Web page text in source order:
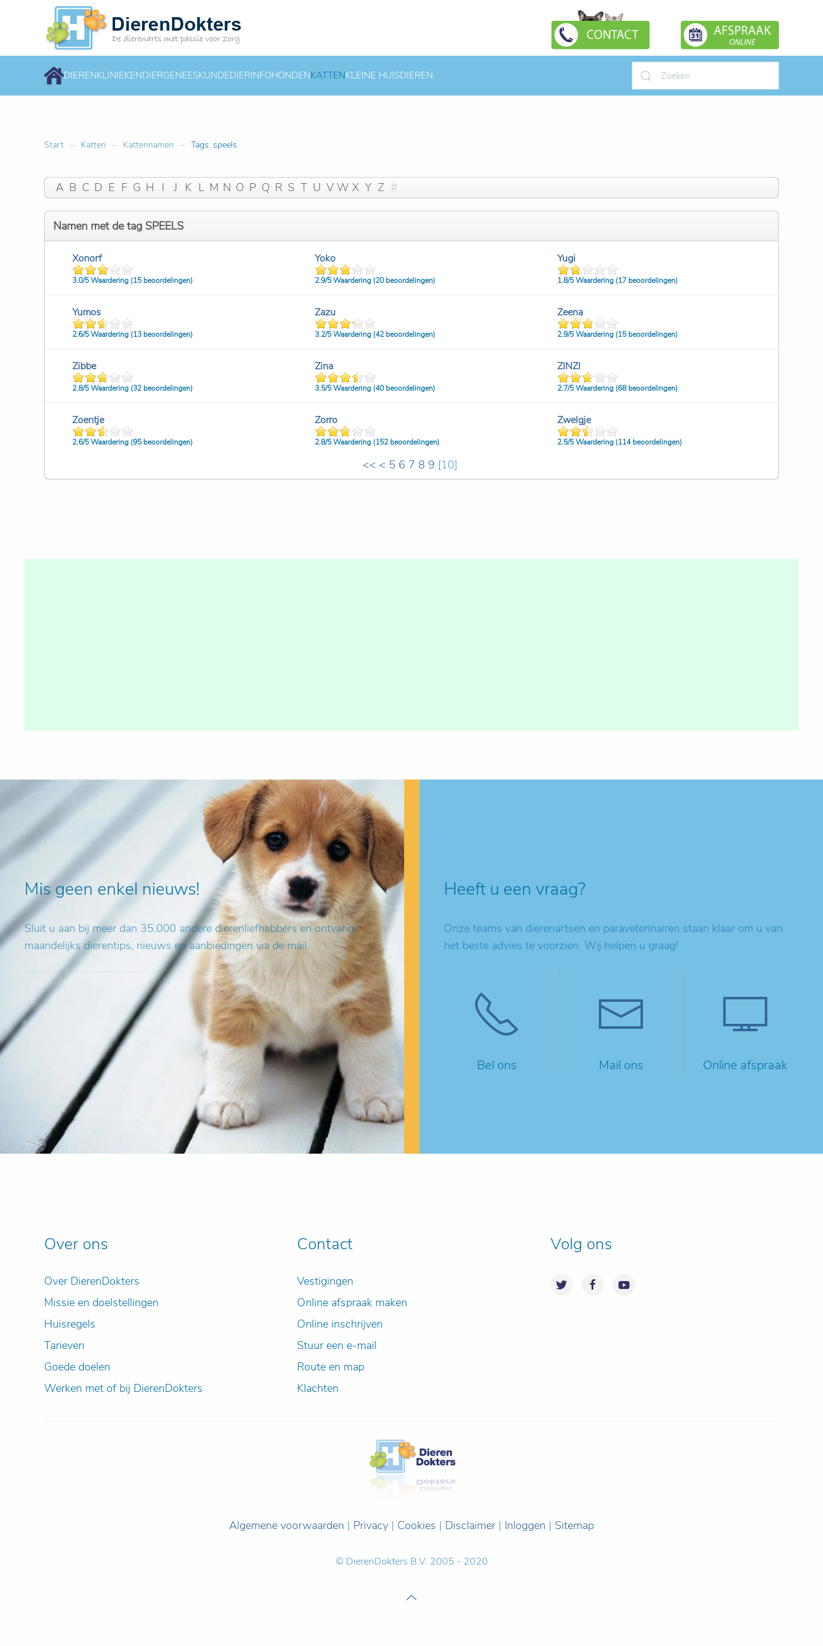
DIERENKLINIEKENDIERGENEESKUNDEDIERINFOHONDENKATTENKLEINE HUISDIEREN
Type 2 or more characters for
Start Katten Kattennamen Tags: speels
A B C D E F G H I J K L M N O P Q R S T U V W X Y Z #
Namen met de tag SPEELS
Xonorf
3.0/5Waardering (15 beoordelingen)
Yoko
2.9/5Waardering (20 beoordelingen)
Yugi
1.8/5Waardering (17 beoordelingen)
Yumos
2.6/5Waardering (13 beoordelingen)
Zazu
3.2/5Waardering (42 beoordelingen)
Zeena
2.9/5Waardering (15 beoordelingen)
Zibbe
2.8/5Waardering (32 beoordelingen)
Zina
3.5/5Waardering (40 beoordelingen)
ZINZI
2.7/5Waardering (68 beoordelingen)
Zoentje
2.6/5Waardering (95 beoordelingen)
Zorro
2.8/5Waardering (152 beoordelingen)
Zwelgje
2.5/5Waardering (114 beoordelingen)
<< < 5 6 7 8 9 [10]
Mis geen enkel nieuws!
Sluit u aan bij meer dan 35.000 andere dierenliefhebbers en ontvang
maandelijks dierentips, nieuws en aanbiedingen via de mail.
Heeft u een vraag?
Onze teams van dierenartsen en paraveterinairen staan klaar om u van
het beste advies te voorzien. Wij helpen u graag!
Bel ons Mail ons Online afspraak
Over ons
Over DierenDokters
Missie en doelstellingen
Huisregels
Tarieven
Goede doelen
Werken met of bij DierenDokters
Contact
Vestigingen
Online afspraak maken
Online inschrijven
Stuur een e-mail
Route en map
Klachten
Volg ons
Algemene voorwaarden | Privacy | Cookies | Disclaimer | Inloggen | Sitemap
© DierenDokters B.V. 2005 - 2020